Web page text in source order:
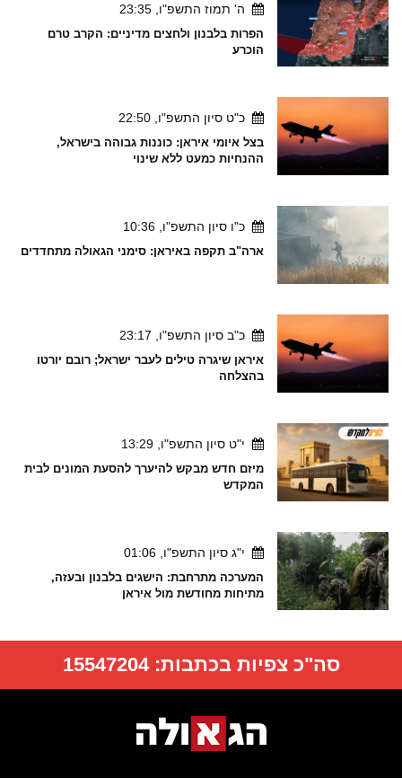
ה' תמוז התשפ"ו, 23:35
הפרות בלבנון ולחצים מדיניים: הקרב טרם
הוכרע
כ"ט סיון התשפ"ו, 22:50
בצל איומי איראן: כוננות גבוהה בישראל,
ההנחיות כמעט ללא שינוי
כ"ו סיון התשפ"ו, 10:36
ארה"ב תקפה באיראן: סימני הגאולה מתחדדים
כ"ב סיון התשפ"ו, 23:17
איראן שיגרה טילים לעבר ישראל; רובם יורטו
בהצלחה
י"ט סיון התשפ"ו, 13:29
מיזם חדש מבקש להיערך להסעת המונים לבית
המקדש
י"ג סיון התשפ"ו, 01:06
המערכה מתרחבת: הישגים בלבנון ובעזה,
מתיחות מחודשת מול איראן
סה"כ צפיות בכתבות:15547204